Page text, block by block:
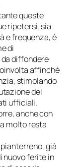
queste
ripetersi, sia
e frequenza, è
di
diffondere
affinché
stimolando
del
ufficiali.
anche con
molto resta
già
nuovo ferite in